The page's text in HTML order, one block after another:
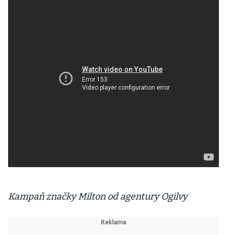
Kampaň značky Milton od agentury Ogilvy